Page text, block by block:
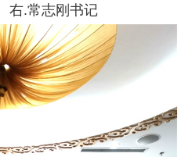
右.常志刚书记